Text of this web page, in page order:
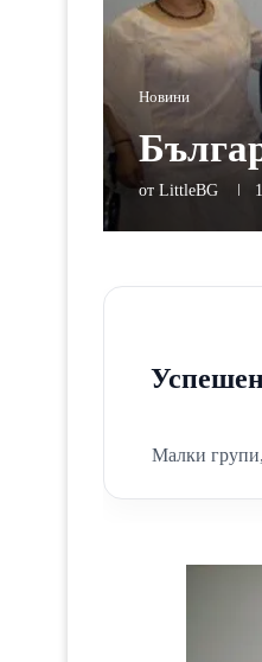
Новини
от LittleBG
Малки